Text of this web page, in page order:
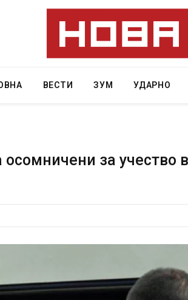
ВЕСТИ ЗУМ УДАРНО
за учество